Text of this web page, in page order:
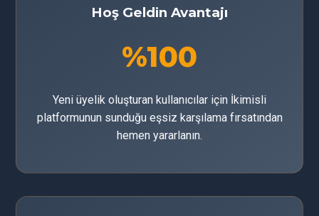
Hoş Geldin Avantajı
%100
Yeni üyelik oluşturan kullanıcılar için İkimisli
platformunun sunduğu eşsiz karşılama fırsatından
hemen yararlanın.